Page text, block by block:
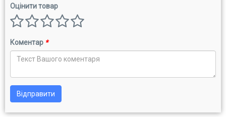
Оцінити товар
Коментар *
Відправити